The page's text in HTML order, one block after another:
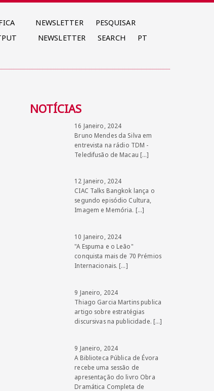
NEWSLETTER
PESQUISAR
NEWSLETTER SEARCH PT
NOTÍCIAS
16 Janeiro, 2024
Bruno Mendes da Silva em
entrevista na rádio TDM -
Teledifusão de Macau […]
12 Janeiro, 2024
CIAC Talks Bangkok lança o
segundo episódio Cultura,
Imagem e Memória. […]
10 Janeiro, 2024
"A Espuma e o Leão"
conquista mais de 70 Prémios
Internacionais. […]
9 Janeiro, 2024
Thiago Garcia Martins publica
artigo sobre estratégias
discursivas na publicidade. […]
9 Janeiro, 2024
A Biblioteca Pública de Évora
recebe uma sessão de
apresentação do livro Obra
Dramática Completa de